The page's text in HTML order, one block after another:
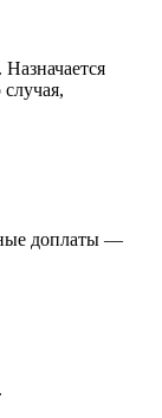
доплаты —